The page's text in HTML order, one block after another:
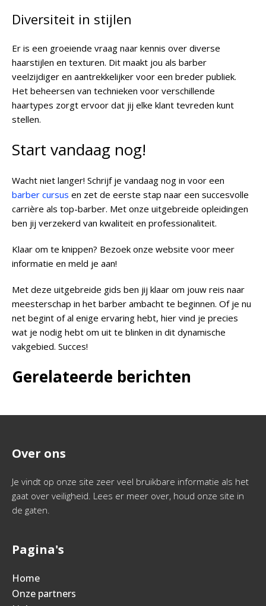
Diversiteit in stijlen
Er is een groeiende vraag naar kennis over diverse
haarstijlen en texturen. Dit maakt jou als barber
veelzijdiger en aantrekkelijker voor een breder publiek.
Het beheersen van technieken voor verschillende
haartypes zorgt ervoor dat jij elke klant tevreden kunt
stellen.
Start vandaag nog!
Wacht niet langer! Schrijf je vandaag nog in voor een
barber cursus en zet de eerste stap naar een succesvolle
carrière als top-barber. Met onze uitgebreide opleidingen
ben jij verzekerd van kwaliteit en professionaliteit.
Klaar om te knippen? Bezoek onze website voor meer
informatie en meld je aan!
Met deze uitgebreide gids ben jij klaar om jouw reis naar
meesterschap in het barber ambacht te beginnen. Of je nu
net begint of al enige ervaring hebt, hier vind je precies
wat je nodig hebt om uit te blinken in dit dynamische
vakgebied. Succes!
Gerelateerde berichten
Over ons
Je vindt op onze site zeer veel bruikbare informatie als het
gaat over veiligheid. Lees er meer over, houd onze site in
de gaten.
Pagina's
Home
Onze partners